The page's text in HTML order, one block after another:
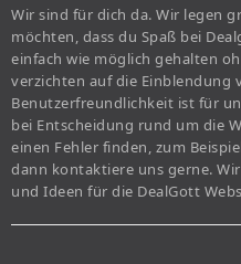
Wir sind für dich da. Wir legen
möchten, dass du Spaß bei
einfach wie möglich gehalten
verzichten auf die Einblendung
Benutzerfreundlichkeit ist für
bei Entscheidung rund um die
einen Fehler finden, zum
dann kontaktiere uns gerne.
und Ideen für die DealGott